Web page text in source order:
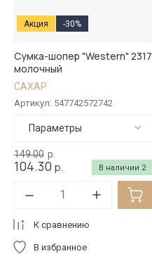
Акция -30%
Сумка-шопер "Western" 2317
молочный
САХАР
Артикул: 547742572742
Параметры
В наличии 2
149.00 р.
104.30 р.
К сравнению
В избранное